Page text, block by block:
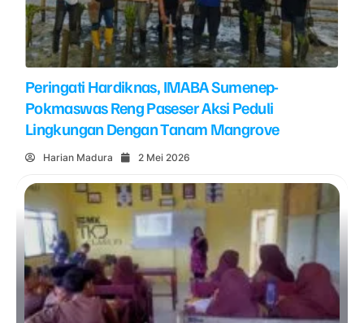
Peringati Hardiknas, IMABA Sumenep-
Pokmaswas Reng Paseser Aksi Peduli
Lingkungan Dengan Tanam Mangrove
Harian Madura 2 Mei 2026